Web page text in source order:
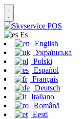
Es
English
Українська
Polski
Español
Français
Deutsch
Italiano
Română
Eesti